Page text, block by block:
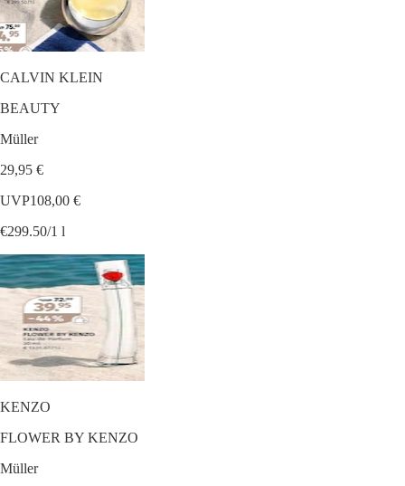
CALVIN KLEIN
BEAUTY
Müller
29,95 €
UVP108,00 €
€299.50/1 l
KENZO
FLOWER BY KENZO
Müller